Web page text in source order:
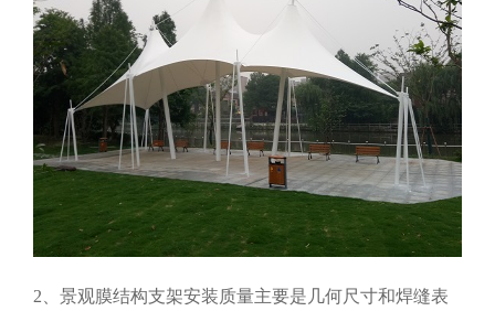
2、景观膜结构支架安装质量主要是几何尺寸和焊缝表